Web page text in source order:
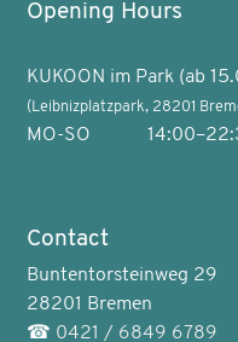
Opening Hours
KUKOON im Park (ab
(Leibnizplatzpark, 28201
MO-SO
Contact
Buntentorsteinweg 29
28201 Bremen
☎ 0421 / 6849 6789